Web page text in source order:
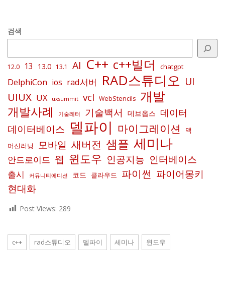
검색
12.0 13 13.0 13.1 AI C++ c++빌더 chatgpt
DelphiCon ios rad서버 RAD스튜디오 UI
UIUX UX uxsummit vcl WebStencils 개발
개발사례 기술레터 기술백서 데브옵스 데이터
데이터베이스 델파이 마이그레이션
맥
머신러닝
모바일 새버전 샘플 세미나
안드로이드 웹 윈도우 인공지능 인터베이스
출시 커뮤니티에디션 코드 클라우드 파이썬 파이어몽키
현대화
Post Views: 289
c++ rad스튜디오 델파이 세미나 윈도우